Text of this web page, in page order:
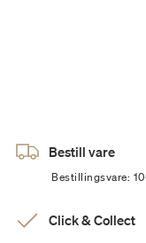
Bestill vare
Bestillingsvare:
Click & Collect